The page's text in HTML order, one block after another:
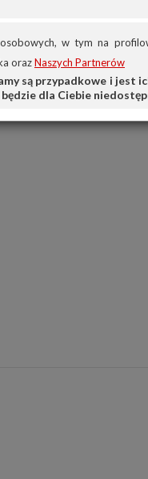
w tym na
orazNaszych Partnerów
są przypadkowe i jest
dla Ciebie